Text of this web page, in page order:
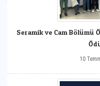
Seramik ve Cam Bölümü
10